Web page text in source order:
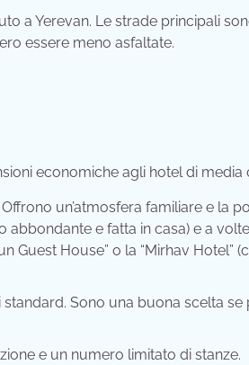
a Yerevan. Le strade principali
essere meno asfaltate.
economiche agli hotel di media
un’atmosfera familiare e la
e fatta in casa) e a
Guest House” o la “Mirhav Hotel”
Sono una buona scelta se
e un numero limitato di stanze.